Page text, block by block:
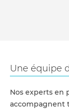
Une équipe
Nos experts en
accompagnent